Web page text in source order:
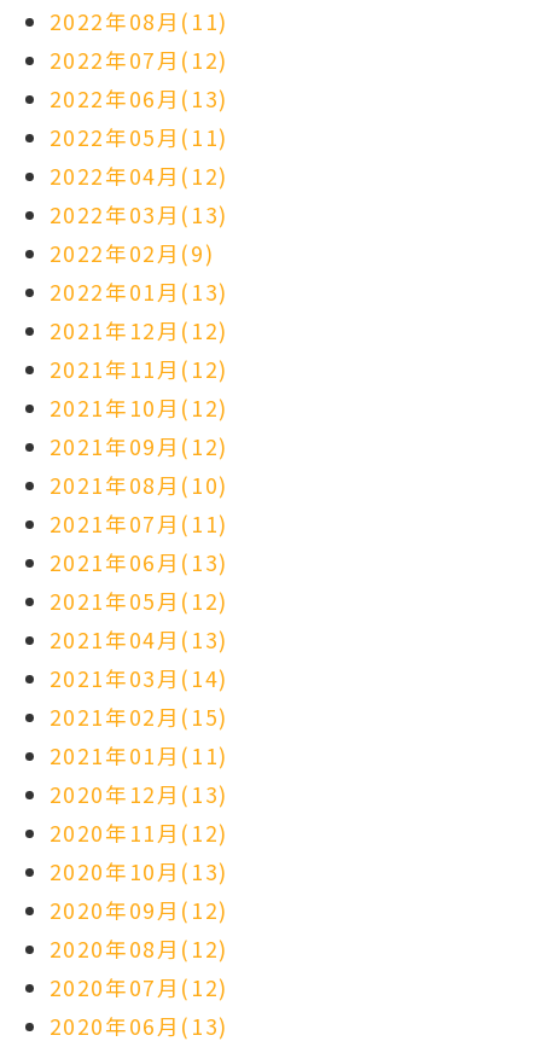
2022年08月(11)
2022年07月(12)
2022年06月(13)
2022年05月(11)
2022年04月(12)
2022年03月(13)
2022年02月(9)
2022年01月(13)
2021年12月(12)
2021年11月(12)
2021年10月(12)
2021年09月(12)
2021年08月(10)
2021年07月(11)
2021年06月(13)
2021年05月(12)
2021年04月(13)
2021年03月(14)
2021年02月(15)
2021年01月(11)
2020年12月(13)
2020年11月(12)
2020年10月(13)
2020年09月(12)
2020年08月(12)
2020年07月(12)
2020年06月(13)